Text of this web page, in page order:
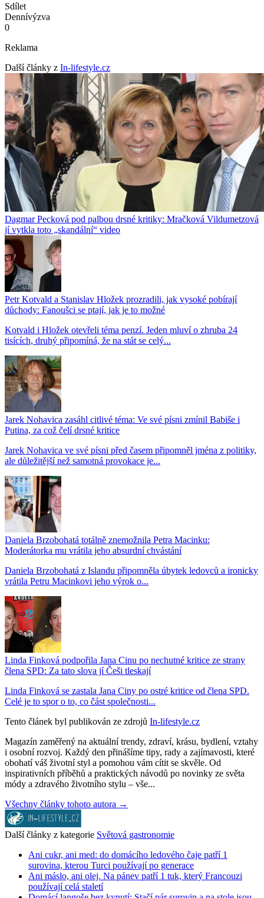
Sdílet
Dennívýzva
0
Reklama
Další články z In-lifestyle.cz
Dagmar Pecková pod palbou drsné kritiky: Mračková Vildumetzová
jí vytkla toto „skandální“ video
Petr Kotvald a Stanislav Hložek prozradili, jak vysoké pobírají
důchody: Fanoušci se ptají, jak je to možné
Kotvald i Hložek otevřeli téma penzí. Jeden mluví o zhruba 24
tisících, druhý připomíná, že na stát se celý...
Jarek Nohavica zasáhl citlivé téma: Ve své písni zmínil Babiše i
Putina, za což čelí drsné kritice
Jarek Nohavica ve své písni před časem připomněl jména z politiky,
ale důležitější než samotná provokace je...
Daniela Brzobohatá totálně znemožnila Petra Macinku:
Moderátorka mu vrátila jeho absurdní chvástání
Daniela Brzobohatá z Islandu připomněla úbytek ledovců a ironicky
vrátila Petru Macinkovi jeho výrok o...
Linda Finková podpořila Jana Cinu po nechutné kritice ze strany
člena SPD: Za tato slova jí Češi tleskají
Linda Finková se zastala Jana Ciny po ostré kritice od člena SPD.
Celé je to spor o to, co část společnosti...
Tento článek byl publikován ze zdrojů In-lifestyle.cz
Magazín zaměřený na aktuální trendy, zdraví, krásu, bydlení, vztahy
i osobní rozvoj. Každý den přinášíme tipy, rady a zajímavosti, které
obohatí váš životní styl a pomohou vám cítit se skvěle. Od
inspirativních příběhů a praktických návodů po novinky ze světa
módy a zdravého životního stylu – vše...
Všechny články tohoto autora →
Další články z kategorie Světová gastronomie
Ani cukr, ani med: do domácího ledového čaje patří 1
surovina, kterou Turci používají po generace
Ani máslo, ani olej. Na pánev patří 1 tuk, který Francouzi
používají celá staletí